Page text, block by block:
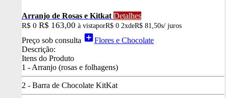
Arranjo de Rosas e Kitkat Detalhes
R$ 0 R$ 163,00 à vistaporR$ 0 2xdeR$ 81,50s/ juros
Preço sob consulta add_boxFlores e Chocolate
Descrição:
Itens do Produto
1 - Arranjo (rosas e folhagens)
2 - Barra de Chocolate KitKat